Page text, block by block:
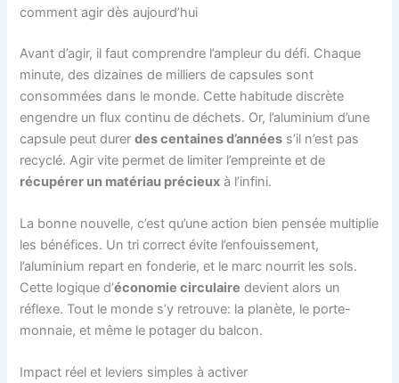
comment agir dès aujourd’hui
Avant d’agir, il faut comprendre l’ampleur du défi. Chaque
minute, des dizaines de milliers de capsules sont
consommées dans le monde. Cette habitude discrète
engendre un flux continu de déchets. Or, l’aluminium d’une
capsule peut durerdes centaines d’années s’il n’est pas
recyclé. Agir vite permet de limiter l’empreinte et de
récupérer un matériau précieux à l’infini.
La bonne nouvelle, c’est qu’une action bien pensée multiplie
les bénéfices. Un tri correct évite l’enfouissement,
l’aluminium repart en fonderie, et le marc nourrit les sols.
Cette logique d’économie circulaire devient alors un
réflexe. Tout le monde s’y retrouve: la planète, le porte-
monnaie, et même le potager du balcon.
Impact réel et leviers simples à activer